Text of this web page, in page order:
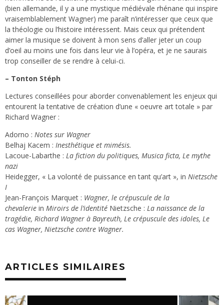
(bien allemande, il y a une mystique médiévale rhénane qui inspire
vraisemblablement Wagner) me paraît n’intéresser que ceux que
la théologie ou l’histoire intéressent. Mais ceux qui prétendent
aimer la musique se doivent à mon sens d’aller jeter un coup
d’oeil au moins une fois dans leur vie à l’opéra, et je ne saurais
trop conseiller de se rendre à celui-ci.
– Tonton Stéph
Lectures conseillées pour aborder convenablement les enjeux qui
entourent la tentative de création d’une « oeuvre art totale » par
Richard Wagner :
Adorno : Notes sur Wagner
Belhaj Kacem : Inesthétique et mimésis.
Lacoue-Labarthe : La fiction du politiques, Musica ficta, Le mythe
nazi
Heidegger, « La volonté de puissance en tant qu’art », in Nietzsche
I
Jean-François Marquet : Wagner, le crépuscule de la
chevalerie in Miroirs de l’identité Nietzsche : La naissance de la
tragédie, Richard Wagner à Bayreuth, Le crépuscule des idoles, Le
cas Wagner, Nietzsche contre Wagner.
ARTICLES SIMILAIRES